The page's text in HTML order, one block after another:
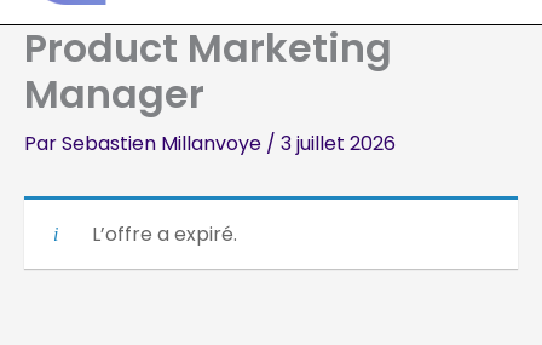
Product Marketing
Manager
ParSebastien Millanvoye / 3 juillet 2026
L’offre a expiré.